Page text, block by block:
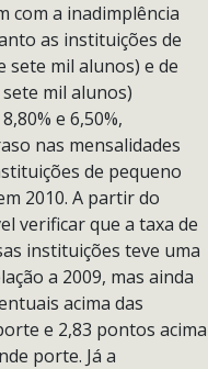
com a inadimplência
as instituições de
sete mil alunos) e de
mil alunos)
e 6,50%,
nas mensalidades
de pequeno
2010. A partir do
verificar que a taxa de
instituições teve uma
a 2009, mas ainda
acima das
e 2,83 pontos acima
porte. Já a